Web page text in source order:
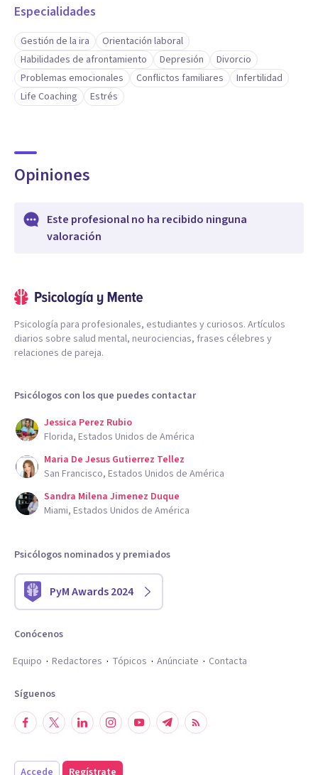
Especialidades
Gestión de la ira
Orientación laboral
Habilidades de afrontamiento
Depresión
Divorcio
Problemas emocionales
Conflictos familiares
Infertilidad
Life Coaching
Estrés
Opiniones
Este profesional no ha recibido ninguna
valoración
Psicología para profesionales, estudiantes y curiosos. Artículos
diarios sobre salud mental, neurociencias, frases célebres y
relaciones de pareja.
Psicólogos con los que puedes contactar
Jessica Perez Rubio
Florida, Estados Unidos de América
Maria De Jesus Gutierrez Tellez
San Francisco, Estados Unidos de América
Sandra Milena Jimenez Duque
Miami, Estados Unidos de América
Psicólogos nominados y premiados
PyM Awards 2024
Conócenos
Equipo
Redactores Tópicos Anúnciate Contacta
Síguenos
Accede Regístrate